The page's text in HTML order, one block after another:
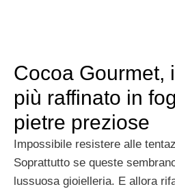
Cocoa Gourmet,
più raffinato in
pietre preziose
Impossibile resistere alle
Soprattutto se queste
lussuosa gioielleria. E allora